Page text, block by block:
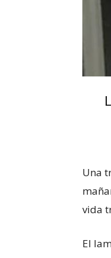
Una
vida
El